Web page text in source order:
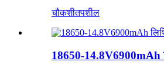
चौकशीतपशील
18650-14.8V6900mAh